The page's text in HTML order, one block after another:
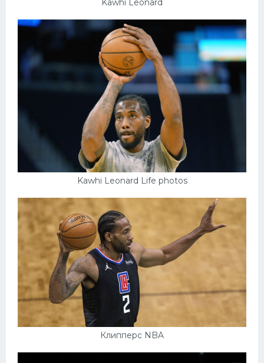
Kawhi Leonard
Kawhi Leonard Life photos
Клипперс NBA